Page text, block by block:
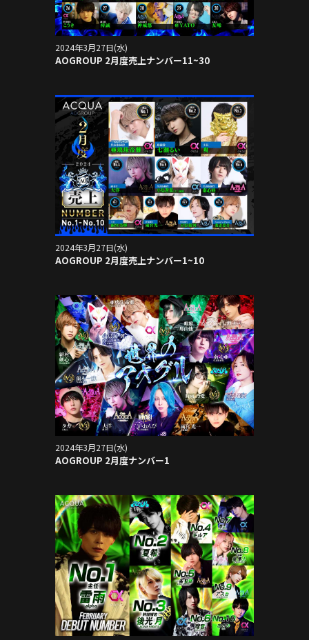
2024年3月27日(水)
AOGROUP 2月度売上ナンバー11~30
2024年3月27日(水)
AOGROUP 2月度売上ナンバー1~10
2024年3月27日(水)
AOGROUP 2月度ナンバー1